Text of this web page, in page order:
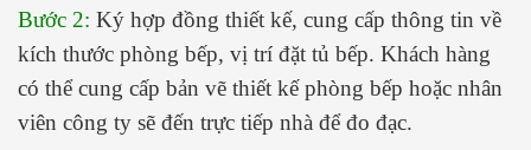
Bước 2: Ký hợp đồng thiết kế, cung cấp thông tin về
kích thước phòng bếp, vị trí đặt tủ bếp. Khách hàng
có thể cung cấp bản vẽ thiết kế phòng bếp hoặc nhân
viên công ty sẽ đến trực tiếp nhà để đo đạc.